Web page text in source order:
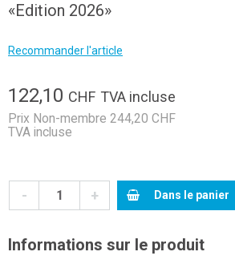
«Edition 2026»
Recommander l'article
122,10 CHF TVA incluse
Prix Non-membre 244,20 CHF
TVA incluse
- + Dans le panier
Informations sur le produit